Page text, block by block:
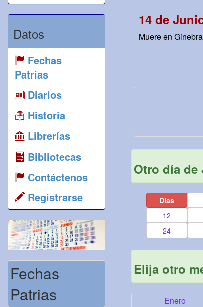
Datos
Fechas
Patrias
Diarios
Historia
Librerías
Bibliotecas
Contáctenos
Registrarse
Fechas
Patrias
14 de
Muere en
Otro día de
Días
12
24
Elija otro
Enero